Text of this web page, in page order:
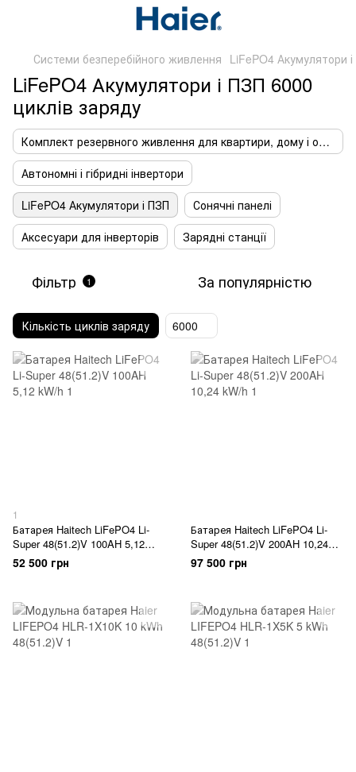
Системи безперебійного живлення LiFePO4 Акумулятори
LiFePO4 Акумулятори і ПЗП 6000
циклів заряду
Комплект резервного живлення для квартири, дому і офісу
Автономні і гібридні інвертори
LiFePO4 Акумулятори і ПЗП
Сонячні панелі
Аксесуари для інверторів
Зарядні станції
Фільтр 1 За популярністю
Кількість циклів заряду 6000
1
Батарея Haitech LiFePO4 Li-
Super 48(51.2)V 100AH 5,12
kW/h
52 500 грн
Батарея Haitech LiFePO4 Li-
Super 48(51.2)V 200AH 10,24
kW/h
97 500 грн